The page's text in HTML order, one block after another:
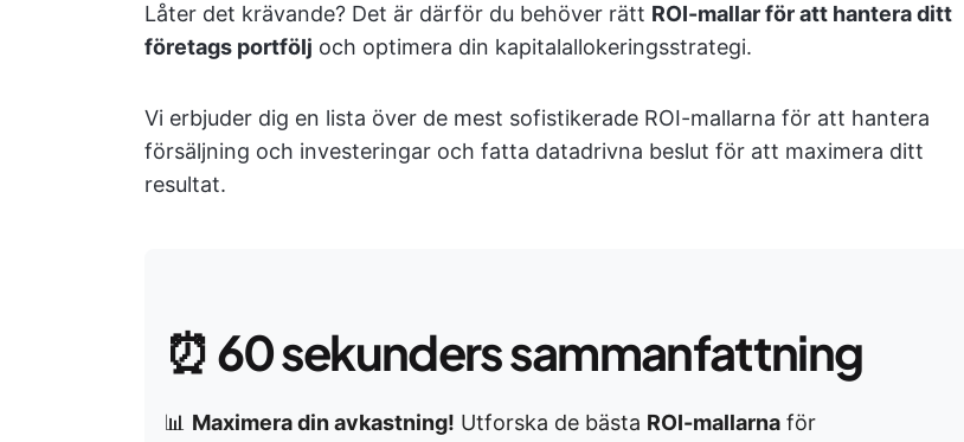
Låter det krävande? Det är därför du behöver rätt ROI-mallar för att hantera ditt
företags portfölj och optimera din kapitalallokeringsstrategi.
Vi erbjuder dig en lista över de mest sofistikerade ROI-mallarna för att hantera
försäljning och investeringar och fatta datadrivna beslut för att maximera ditt
resultat.
⏰60 sekunders sammanfattning
📊 Maximera din avkastning! Utforska de bästa ROI-mallarna för